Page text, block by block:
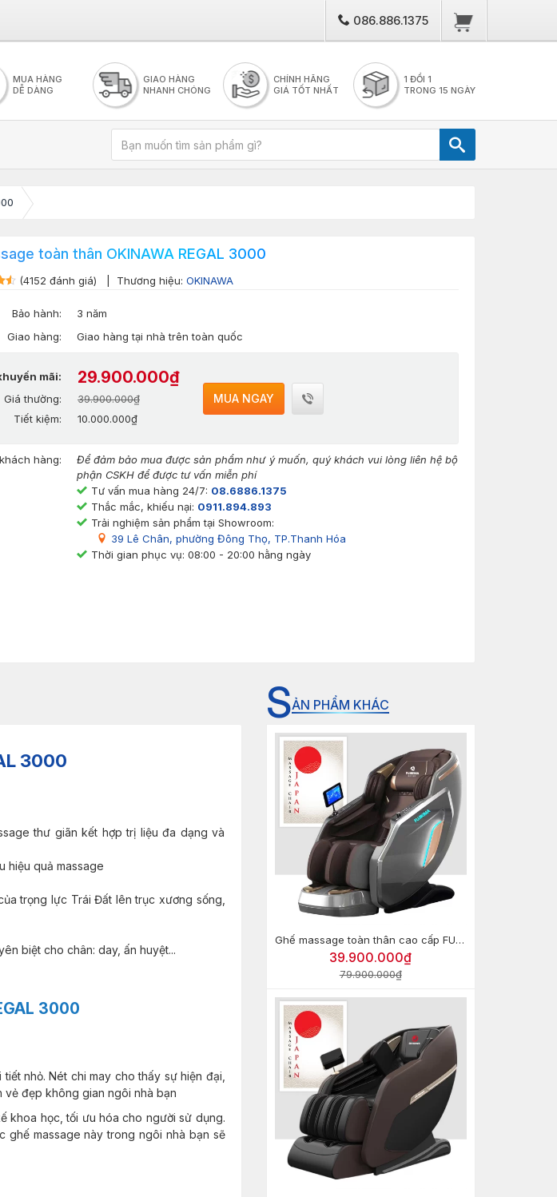
086.886.1375
MUA HÀNG
DỄ DÀNG
GIAO HÀNG
NHANH CHÓNG
CHÍNH HÃNG
GIÁ TỐT NHẤT
1 ĐỔI 1
TRONG 15 NGÀY
toàn thân OKINAWA REGAL 3000
(4152 đánh giá) | Thương hiệu: OKINAWA
Bảo hành:
3 năm
Giao hàng:
Giao hàng tại nhà trên toàn quốc
mãi:
Giá thường:
Tiết kiệm:
29.900.000₫
39.900.000₫
10.000.000₫
MUA NGAY
hàng:
Để đảm bảo mua được sản phẩm như ý muốn, quý khách vui lòng liên hệ bộ
phận CSKH để được tư vấn miễn phí
Tư vấn mua hàng 24/7: 08.6886.1375
Thắc mắc, khiếu nại: 0911.894.893
Trải nghiệm sản phẩm tại Showroom:
39 Lê Chân, phường Đông Thọ, TP.Thanh Hóa
Thời gian phục vụ: 08:00 - 20:00 hằng ngày
3000
thư giãn kết hợp trị liệu đa dạng và
hiệu quả massage
trọng lực Trái Đất lên trục xương sống,
biệt cho chân: day, ấn huyệt...
3000
nhỏ. Nét chi may cho thấy sự hiện đại,
vẻ đẹp không gian ngôi nhà bạn
khoa học, tối ưu hóa cho người sử dụng.
ghế massage này trong ngôi nhà bạn sẽ
SẢN PHẨM KHÁC
Ghế massage toàn thân cao cấp FUJIKIMA FJ-G670 (HT-799)
39.900.000₫
79.900.000₫